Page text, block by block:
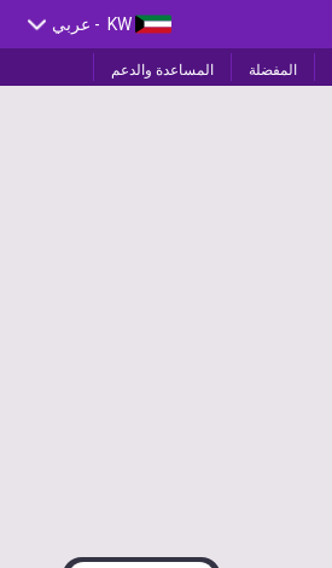
KW - عربي
المفضلة المساعدة والدعم